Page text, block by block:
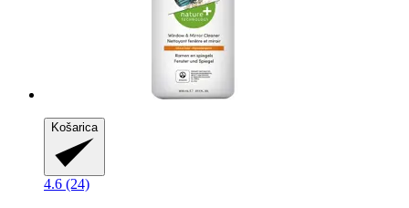
Košarica
4.6 (24)